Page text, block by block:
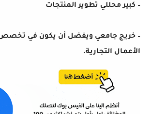
– كبير محللي تطوير المنتجات
– خريج جامعي ويفضل أن يكون في تخصص
الأعمال التجارية.